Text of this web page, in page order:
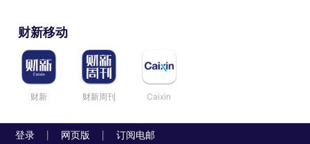
财新移动
财新 财新周刊 Caixin
登录 网页版 订阅电邮